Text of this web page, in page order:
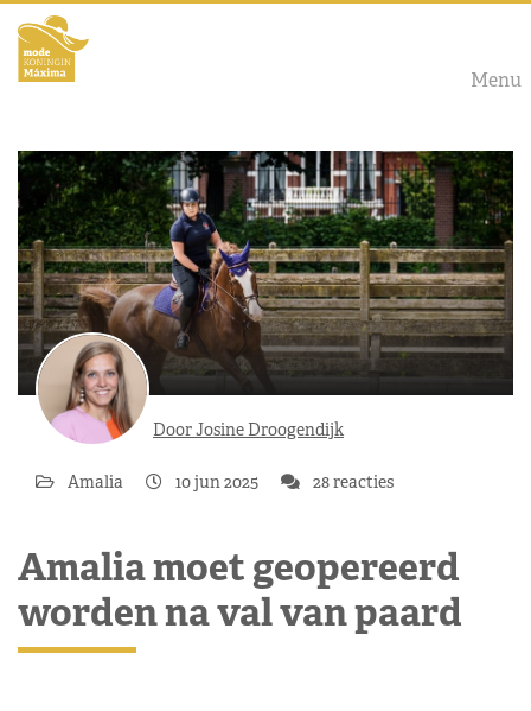
Menu
Door Josine Droogendijk
Amalia 10 jun 2025 28 reacties
Amalia moet geopereerd
worden na val van paard